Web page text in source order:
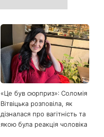
Не відкладайте до вересня:
що обов'язково потрібно
зробити на ділянці у серпні
2026